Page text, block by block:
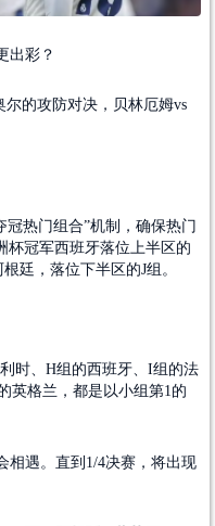
出彩？
的攻防对决，贝林厄姆vs
冠热门组合”机制，确保热门
杯冠军西班牙落位上半区的
廷，落位下半区的J组。
时、H组的西班牙、I组的法
英格兰，都是以小组第1的
相遇。直到1/4决赛，将出现